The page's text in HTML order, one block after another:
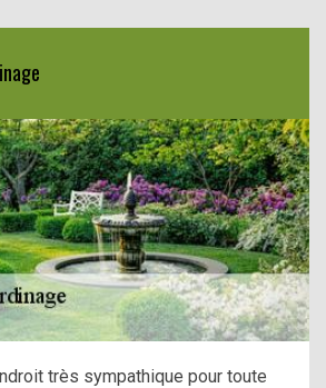
très sympathique pour toute